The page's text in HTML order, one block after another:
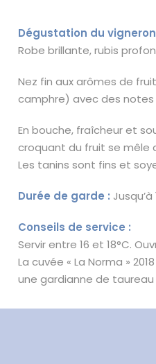
Dégustation du
Robe brillante, rubis
Nez fin aux arômes de
camphre) avec des
En bouche, fraîcheur et
croquant du fruit se mêle
Les tanins sont fins et
Durée de garde : Jusqu’à
Conseils de service :
Servir entre 16 et 18°C.
La cuvée « La Norma »
une gardianne de